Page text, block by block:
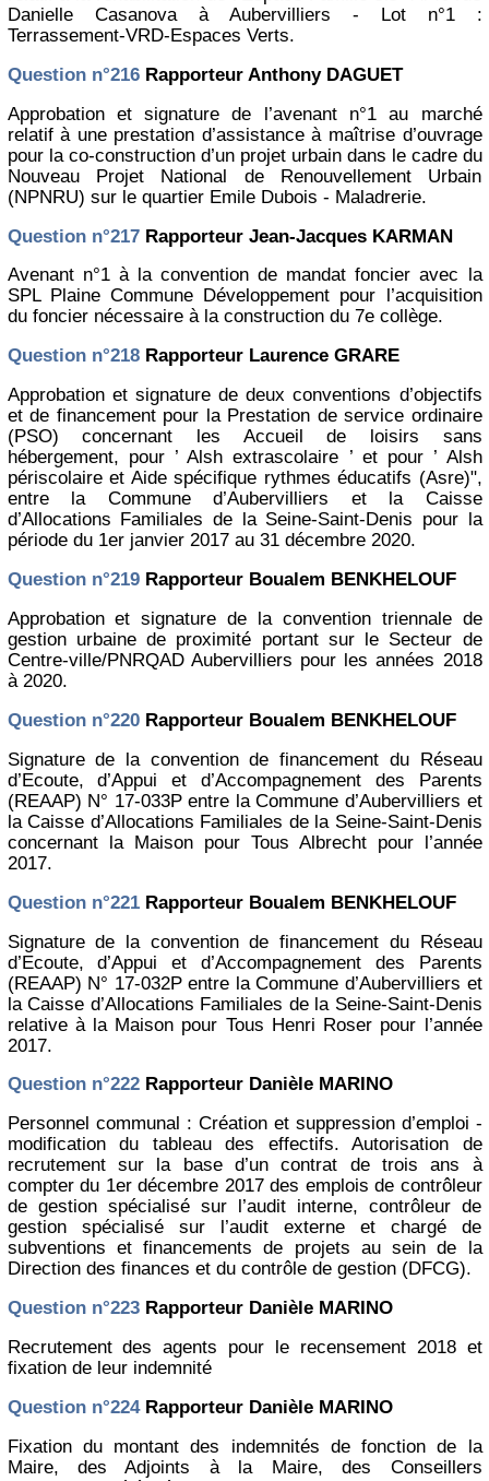
Danielle Casanova à Aubervilliers - Lot n°1 :
Terrassement-VRD-Espaces Verts.
Question n°216Rapporteur Anthony DAGUET
Approbation et signature de l’avenant n°1 au marché
relatif à une prestation d’assistance à maîtrise d’ouvrage
pour la co-construction d’un projet urbain dans le cadre du
Nouveau Projet National de Renouvellement Urbain
(NPNRU) sur le quartier Emile Dubois - Maladrerie.
Question n°217Rapporteur Jean-Jacques KARMAN
Avenant n°1 à la convention de mandat foncier avec la
SPL Plaine Commune Développement pour l’acquisition
du foncier nécessaire à la construction du 7e collège.
Question n°218Rapporteur Laurence GRARE
Approbation et signature de deux conventions d’objectifs
et de financement pour la Prestation de service ordinaire
(PSO) concernant les Accueil de loisirs sans
hébergement, pour ’ Alsh extrascolaire ’ et pour ’ Alsh
périscolaire et Aide spécifique rythmes éducatifs (Asre)",
entre la Commune d’Aubervilliers et la Caisse
d’Allocations Familiales de la Seine-Saint-Denis pour la
période du 1er janvier 2017 au 31 décembre 2020.
Question n°219Rapporteur Boualem BENKHELOUF
Approbation et signature de la convention triennale de
gestion urbaine de proximité portant sur le Secteur de
Centre-ville/PNRQAD Aubervilliers pour les années 2018
à 2020.
Question n°220Rapporteur Boualem BENKHELOUF
Signature de la convention de financement du Réseau
d’Ecoute, d’Appui et d’Accompagnement des Parents
(REAAP) N° 17-033P entre la Commune d’Aubervilliers et
la Caisse d’Allocations Familiales de la Seine-Saint-Denis
concernant la Maison pour Tous Albrecht pour l’année
2017.
Question n°221Rapporteur Boualem BENKHELOUF
Signature de la convention de financement du Réseau
d’Ecoute, d’Appui et d’Accompagnement des Parents
(REAAP) N° 17-032P entre la Commune d’Aubervilliers et
la Caisse d’Allocations Familiales de la Seine-Saint-Denis
relative à la Maison pour Tous Henri Roser pour l’année
2017.
Question n°222Rapporteur Danièle MARINO
Personnel communal : Création et suppression d’emploi -
modification du tableau des effectifs. Autorisation de
recrutement sur la base d’un contrat de trois ans à
compter du 1er décembre 2017 des emplois de contrôleur
de gestion spécialisé sur l’audit interne, contrôleur de
gestion spécialisé sur l’audit externe et chargé de
subventions et financements de projets au sein de la
Direction des finances et du contrôle de gestion (DFCG).
Question n°223Rapporteur Danièle MARINO
Recrutement des agents pour le recensement 2018 et
fixation de leur indemnité
Question n°224Rapporteur Danièle MARINO
Fixation du montant des indemnités de fonction de la
Maire, des Adjoints à la Maire, des Conseillers